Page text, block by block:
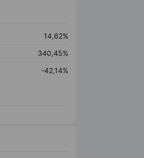
14,62%
340,45%
-42,14%